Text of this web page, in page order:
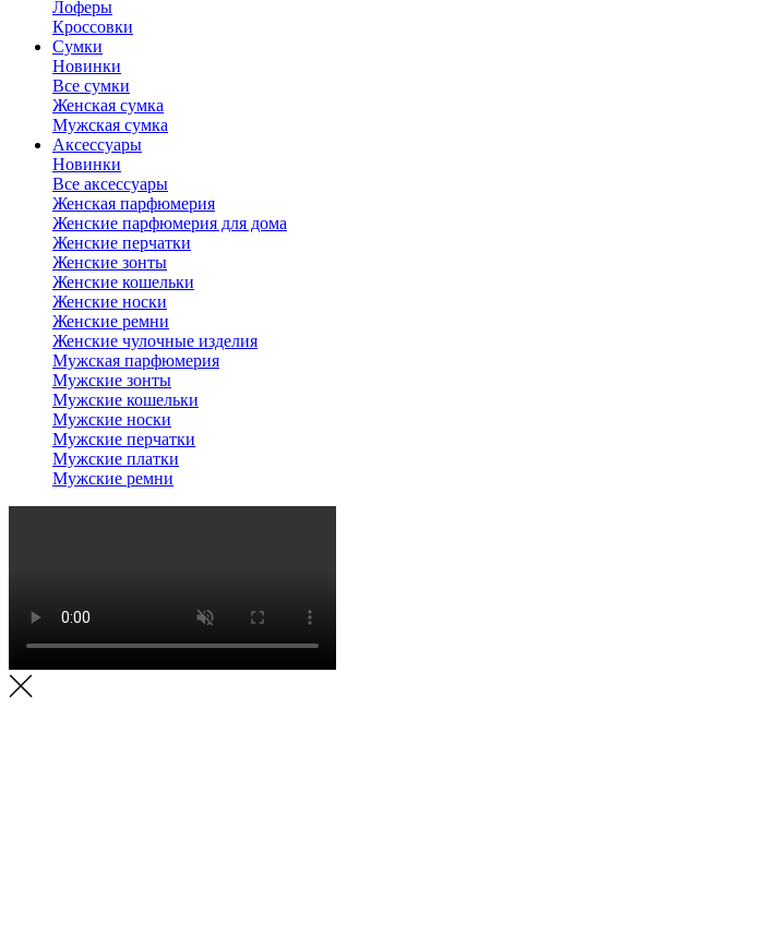
Лоферы
Кроссовки
Сумки
Новинки
Все сумки
Женская сумка
Мужская сумка
Аксессуары
Новинки
Все аксессуары
Женская парфюмерия
Женские парфюмерия для дома
Женские перчатки
Женские зонты
Женские кошельки
Женские носки
Женские ремни
Женские чулочные изделия
Мужская парфюмерия
Мужские зонты
Мужские кошельки
Мужские носки
Мужские перчатки
Мужские платки
Мужские ремни